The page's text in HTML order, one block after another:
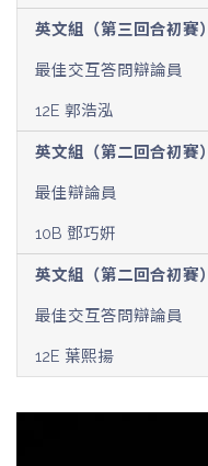
英文組（第三回合初賽）
最佳交互答問辯論員
12E 郭浩泓
英文組（第二回合初賽）
最佳辯論員
10B 鄧巧姸
英文組（第二回合初賽）
最佳交互答問辯論員
12E 葉熙揚